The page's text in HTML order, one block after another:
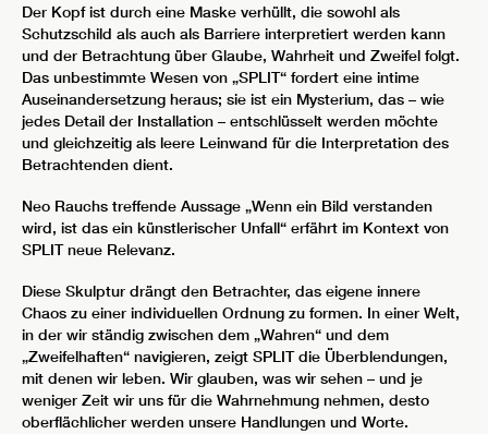
Der Kopf ist durch eine Maske verhüllt, die sowohl als
Schutzschild als auch als Barriere interpretiert werden kann
und der Betrachtung über Glaube, Wahrheit und Zweifel folgt.
Das unbestimmte Wesen von „SPLIT“ fordert eine intime
Auseinandersetzung heraus; sie ist ein Mysterium, das – wie
jedes Detail der Installation – entschlüsselt werden möchte
und gleichzeitig als leere Leinwand für die Interpretation des
Betrachtenden dient.
Neo Rauchs treffende Aussage „Wenn ein Bild verstanden
wird, ist das ein künstlerischer Unfall“ erfährt im Kontext von
SPLIT neue Relevanz.
Diese Skulptur drängt den Betrachter, das eigene innere
Chaos zu einer individuellen Ordnung zu formen. In einer Welt,
in der wir ständig zwischen dem „Wahren“ und dem
„Zweifelhaften“ navigieren, zeigt SPLIT die Überblendungen,
mit denen wir leben. Wir glauben, was wir sehen – und je
weniger Zeit wir uns für die Wahrnehmung nehmen, desto
oberflächlicher werden unsere Handlungen und Worte.